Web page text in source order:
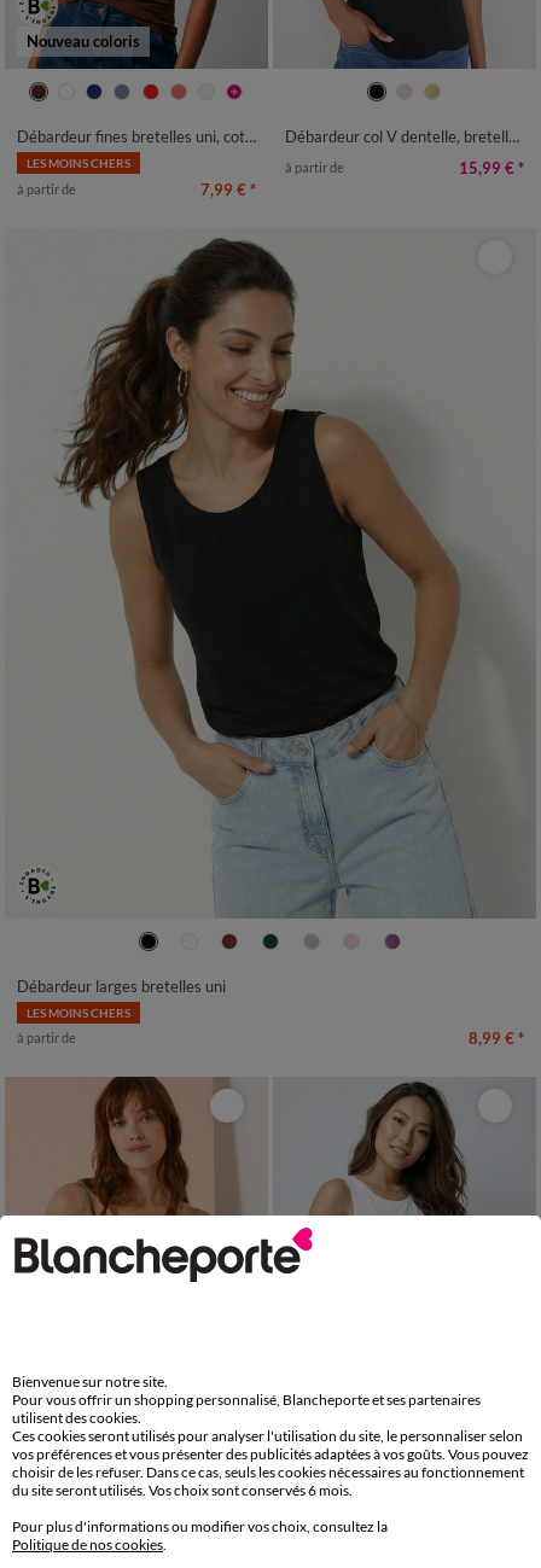
Nouveau coloris
34/36 38/40 42/44
46/48
Débardeur fines bretelles uni, coton bio**
LES MOINS CHERS
à partir de 7,99 € *
38/40 42/44
Débardeur col V dentelle, bretelles réglables
à partir de 15,99 € *
34/36 42/44 46/48 50 52
Débardeur larges bretelles uni
LES MOINS CHERS
à partir de 8,99 € *
34/36 38/40 42/44 46/48
50 52 54 56
Débardeur fines bretelles uni, coton bio**
à partir de
34/36 38/40 42/44 46/48
50 52 54
Débardeur larges bretelles uni
à partir de
Bienvenue sur notre site.
Pour vous offrir un shopping personnalisé, Blancheporte et ses partenaires
utilisent des cookies.
Ces cookies seront utilisés pour analyser l'utilisation du site, le personnaliser selon
vos préférences et vous présenter des publicités adaptées à vos goûts. Vous pouvez
choisir de les refuser. Dans ce cas, seuls les cookies nécessaires au fonctionnement
du site seront utilisés. Vos choix sont conservés 6 mois.
Pour plus d'informations ou modifier vos choix, consultez la
Politique de nos cookies